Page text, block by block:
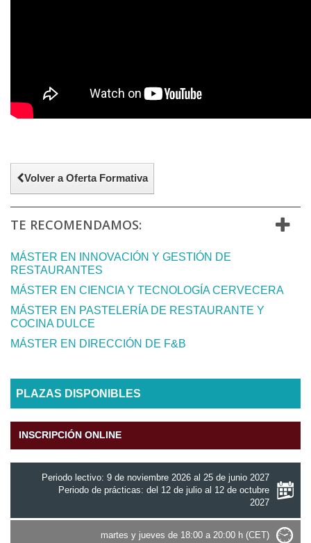
Volver a Oferta Formativa
TE RECOMENDAMOS:
MÁSTER EN INNOVACIÓN Y GESTIÓN DE
RESTAURANTES
MÁSTER EN CIENCIA Y TECNOLOGÍA CERVECERA
MÁSTER EN PASTELERÍA DE RESTAURANTE Y
COCINA DULCE
MÁSTER EN DIRECCIÓN DE F&B
PLAZAS DISPONIBLES
INSCRIPCIÓN ONLINE
Periodo lectivo: 9 de noviembre 2026 al 25 de junio 2027
Periodo de prácticas: del 12 de julio al 12 de octubre
2027
martes y jueves de 18:00 a 20:00 h (CET)